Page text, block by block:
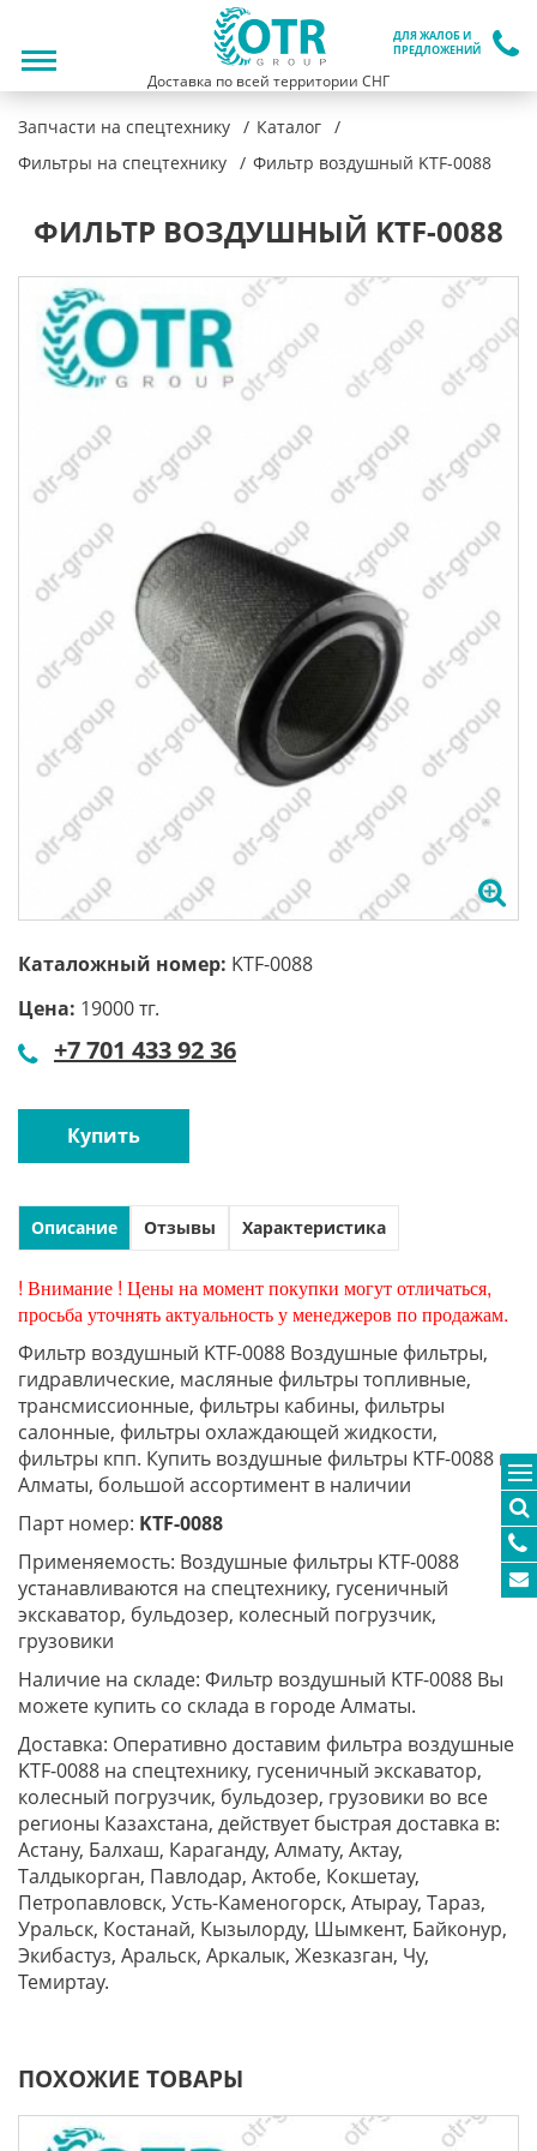
ДЛЯ ЖАЛОБ И
ПРЕДЛОЖЕНИЙ
Доставка по всей территории СНГ
Запчасти на спецтехнику
Каталог
Фильтры на спецтехнику
Фильтр воздушный KTF-0088
ФИЛЬТР ВОЗДУШНЫЙ KTF-0088
Каталожный номер: KTF-0088
Цена: 19000 тг.
+7 701 433 92 36
Купить
Описание Отзывы Характеристика
! Внимание ! Цены на момент покупки могут отличаться,
просьба уточнять актуальность у менеджеров по продажам.
Фильтр воздушный KTF-0088 Воздушные фильтры,
гидравлические, масляные фильтры топливные,
трансмиссионные, фильтры кабины, фильтры
салонные, фильтры охлаждающей жидкости,
фильтры кпп. Купить воздушные фильтры KTF-0088 в
Алматы, большой ассортимент в наличии
Парт номер: KTF-0088
Применяемость: Воздушные фильтры KTF-0088
устанавливаются на спецтехнику, гусеничный
экскаватор, бульдозер, колесный погрузчик,
грузовики
Наличие на складе: Фильтр воздушный KTF-0088 Вы
можете купить со склада в городе Алматы.
Доставка: Оперативно доставим фильтра воздушные
KTF-0088 на спецтехнику, гусеничный экскаватор,
колесный погрузчик, бульдозер, грузовики во все
регионы Казахстана, действует быстрая доставка в:
Астану, Балхаш, Караганду, Алмату, Актау,
Талдыкорган, Павлодар, Актобе, Кокшетау,
Петропавловск, Усть-Каменогорск, Атырау, Тараз,
Уральск, Костанай, Кызылорду, Шымкент, Байконур,
Экибастуз, Аральск, Аркалык, Жезказган, Чу,
Темиртау.
ПОХОЖИЕ ТОВАРЫ